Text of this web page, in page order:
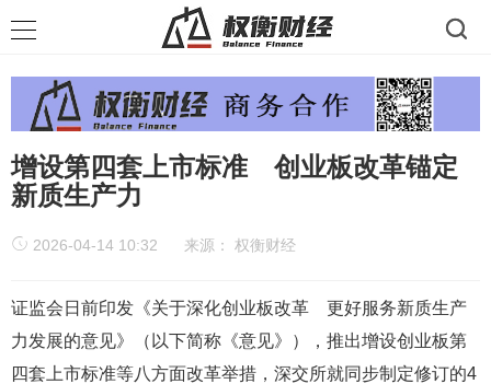
增设第四套上市标准 创业板改革锚定
新质生产力
2026-04-14 10:32 来源： 权衡财经
证监会日前印发《关于深化创业板改革 更好服务新质生产
力发展的意见》（以下简称《意见》），推出增设创业板第
四套上市标准等八方面改革举措，深交所就同步制定修订的4